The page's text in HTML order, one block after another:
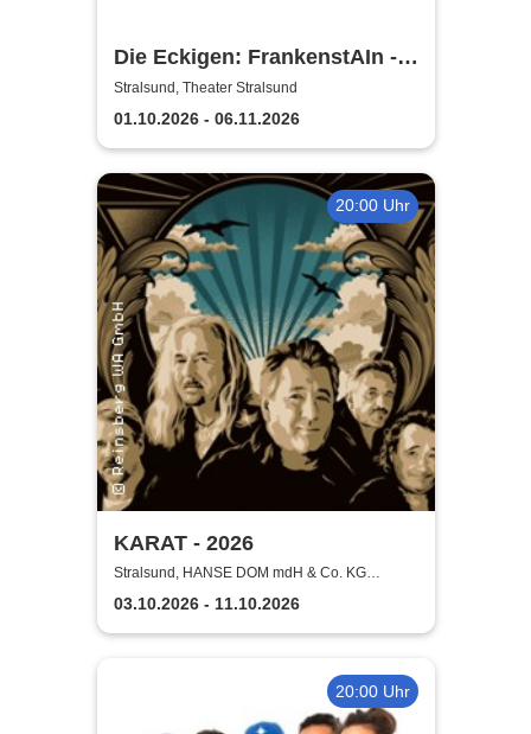
Die Eckigen: FrankenstAIn -
Theater Vorpommern
Stralsund, Theater Stralsund
01.10.2026 - 06.11.2026
20:00 Uhr
KARAT - 2026
Stralsund, HANSE DOM mdH & Co. KG
Stralsund
03.10.2026 - 11.10.2026
20:00 Uhr